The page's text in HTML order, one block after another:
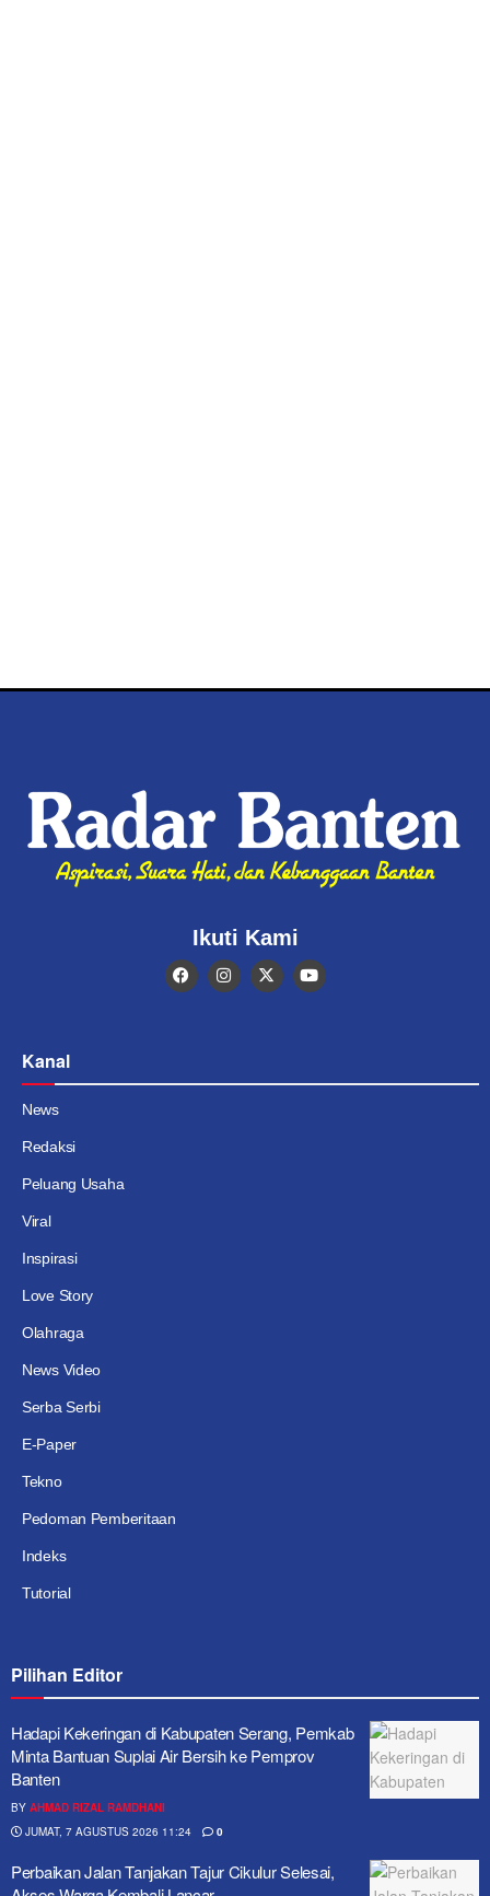
Ikuti Kami
Kanal
News
Redaksi
Peluang Usaha
Viral
Inspirasi
Love Story
Olahraga
News Video
Serba Serbi
E-Paper
Tekno
Pedoman Pemberitaan
Indeks
Tutorial
Pilihan Editor
Hadapi Kekeringan di Kabupaten Serang, Pemkab
Minta Bantuan Suplai Air Bersih ke Pemprov
Banten
BY AHMAD RIZAL RAMDHANI
JUMAT, 7 AGUSTUS 2026 11:24
0
Perbaikan Jalan Tanjakan Tajur Cikulur Selesai,